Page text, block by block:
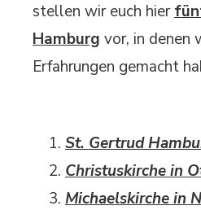
stellen wir euch hier
Hamburg vor, in denen
Erfahrungen gemacht
St. Gertrud
Christuskirche in
Michaelskirche in